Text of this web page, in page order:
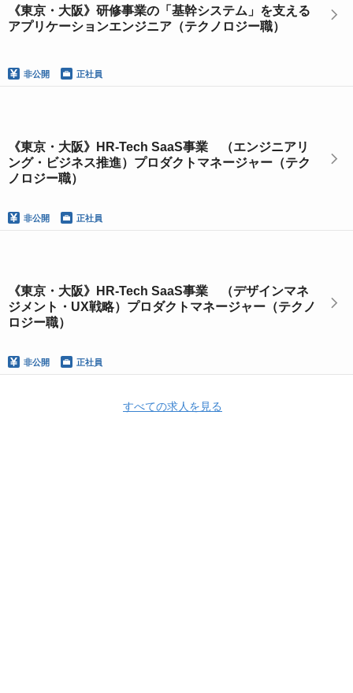
《東京・大阪》研修事業の「基幹システム」を支える
アプリケーションエンジニア（テクノロジー職）
非公開 正社員
《東京・大阪》HR-Tech SaaS事業 （エンジニアリ
ング・ビジネス推進）プロダクトマネージャー（テク
ノロジー職）
非公開 正社員
《東京・大阪》HR-Tech SaaS事業 （デザインマネ
ジメント・UX戦略）プロダクトマネージャー（テクノ
ロジー職）
非公開 正社員
すべての求人を見る